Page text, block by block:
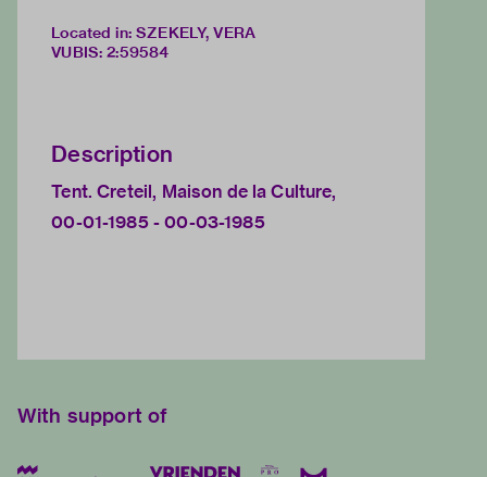
Located in: SZEKELY, VERA
VUBIS: 2:59584
Description
Tent. Creteil, Maison de la Culture,
00-01-1985 - 00-03-1985
With support of